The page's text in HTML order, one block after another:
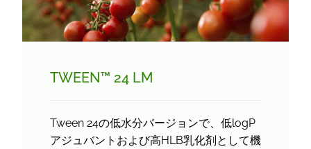
TWEEN™ 24 LM
Tween 24の低水分バージョンで、低logP
アジュバントおよび高HLB乳化剤として機